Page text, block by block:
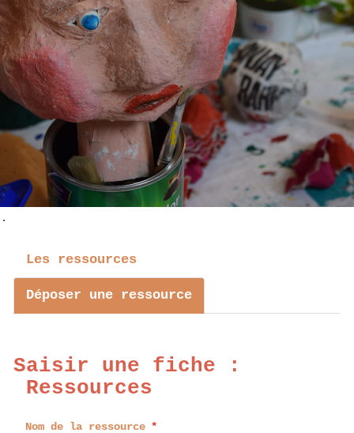
.
Les ressources
Déposer une ressource
Saisir une fiche :
Ressources
Nom de la ressource